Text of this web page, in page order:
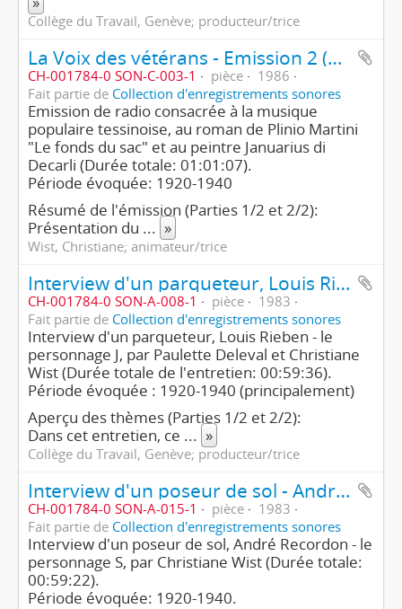
Collège du Travail, Genève; producteur/trice
La Voix des vétérans - Emission 2 (1ère partie/2)
CH-001784-0 SON-C-003-1 pièce
1986
Fait partie de Collection d'enregistrements sonores
Emission de radio consacrée à la musique
populaire tessinoise, au roman de Plinio Martini
"Le fonds du sac" et au peintre Januarius di
Decarli (Durée totale: 01:01:07).
Période évoquée: 1920-1940
Résumé de l'émission (Parties 1/2 et 2/2):
Présentation du ... »
Wist, Christiane; animateur/trice
Interview d'un parqueteur, Louis Rieben - le personnage J (1ère partie/2)
CH-001784-0 SON-A-008-1 pièce
1983
Fait partie de Collection d'enregistrements sonores
Interview d'un parqueteur, Louis Rieben - le
personnage J, par Paulette Deleval et Christiane
Wist (Durée totale de l'entretien: 00:59:36).
Période évoquée : 1920-1940 (principalement)
Aperçu des thèmes (Parties 1/2 et 2/2):
Dans cet entretien, ce ... »
Collège du Travail, Genève; producteur/trice
Interview d'un poseur de sol - André Recordon, le personnage S (1ère partie/2)
CH-001784-0 SON-A-015-1 pièce
1983
Fait partie de Collection d'enregistrements sonores
Interview d'un poseur de sol, André Recordon - le
personnage S, par Christiane Wist (Durée totale:
00:59:22).
Période évoquée: 1920-1940.